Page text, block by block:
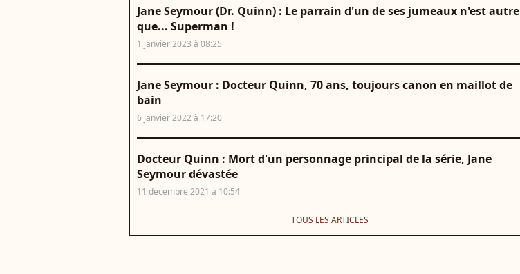
Jane Seymour (Dr. Quinn) : Le parrain d'un de ses jumeaux n'est autre
que... Superman !
1 janvier 2023 à 08:25
Jane Seymour : Docteur Quinn, 70 ans, toujours canon en maillot de
bain
6 janvier 2022 à 17:20
Docteur Quinn : Mort d'un personnage principal de la série, Jane
Seymour dévastée
11 décembre 2021 à 10:54
TOUS LES ARTICLES